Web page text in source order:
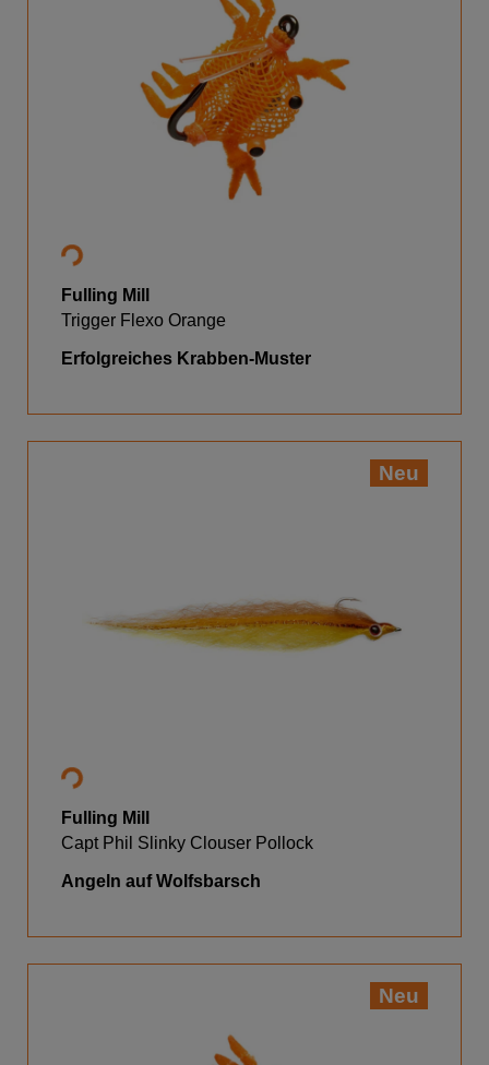
Fulling Mill
Trigger Flexo Orange
Erfolgreiches Krabben-Muster
Neu
Fulling Mill
Capt Phil Slinky Clouser Pollock
Angeln auf Wolfsbarsch
Neu